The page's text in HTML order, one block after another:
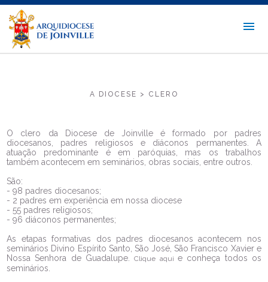
A DIOCESE > CLERO
O clero da Diocese de Joinville é formado por padres
diocesanos, padres religiosos e diáconos permanentes. A
atuação predominante é em paróquias, mas os trabalhos
também acontecem em seminários, obras sociais, entre outros.
São:
- 98 padres diocesanos;
- 2 padres em experiência em nossa diocese
- 55 padres religiosos;
- 96 diáconos permanentes;
As etapas formativas dos padres diocesanos acontecem nos
seminários Divino Espírito Santo, São José, São Francisco Xavier e
Nossa Senhora de Guadalupe.Clique aqui e conheça todos os
seminários.